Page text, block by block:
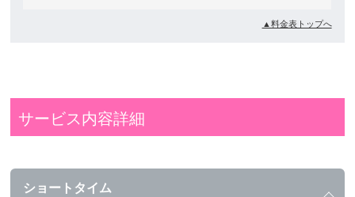
▲料金表トップへ
サービス内容詳細
ショートタイム